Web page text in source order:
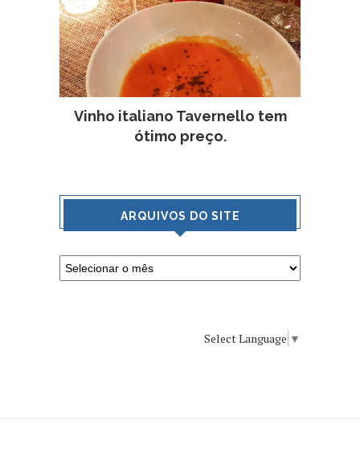
Vinho italiano Tavernello tem
ótimo preço.
ARQUIVOS DO SITE
Select Language ▼